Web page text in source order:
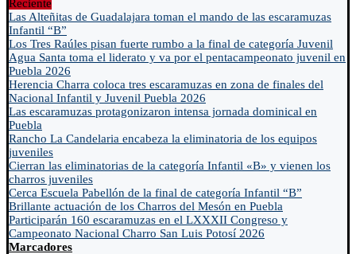
Reciente
Las Alteñitas de Guadalajara toman el mando de las escaramuzas
Infantil “B”
Los Tres Raúles pisan fuerte rumbo a la final de categoría Juvenil
Agua Santa toma el liderato y va por el pentacampeonato juvenil en
Puebla 2026
Herencia Charra coloca tres escaramuzas en zona de finales del
Nacional Infantil y Juvenil Puebla 2026
Las escaramuzas protagonizaron intensa jornada dominical en
Puebla
Rancho La Candelaria encabeza la eliminatoria de los equipos
juveniles
Cierran las eliminatorias de la categoría Infantil «B» y vienen los
charros juveniles
Cerca Escuela Pabellón de la final de categoría Infantil “B”
Brillante actuación de los Charros del Mesón en Puebla
Participarán 160 escaramuzas en el LXXXII Congreso y
Campeonato Nacional Charro San Luis Potosí 2026
Marcadores